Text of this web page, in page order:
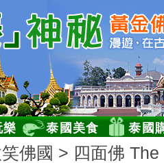
樂 泰國美食 泰國
佛國 > 四面佛